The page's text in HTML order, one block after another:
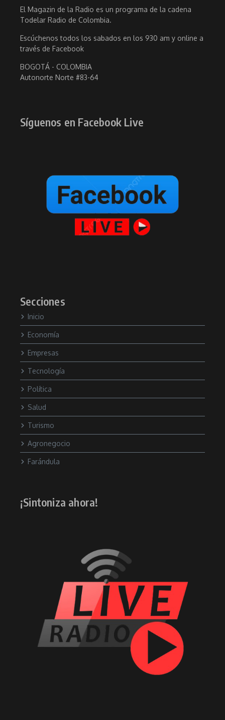
El Magazin de la Radio es un programa de la cadena
Todelar Radio de Colombia.
Escúchenos todos los sabados en los 930 am y online a
través de Facebook
BOGOTÁ - COLOMBIA
Autonorte Norte #83-64
Síguenos en Facebook Live
Secciones
Inicio
Economía
Empresas
Tecnología
Política
Salud
Turismo
Agronegocio
Farándula
¡Sintoniza ahora!